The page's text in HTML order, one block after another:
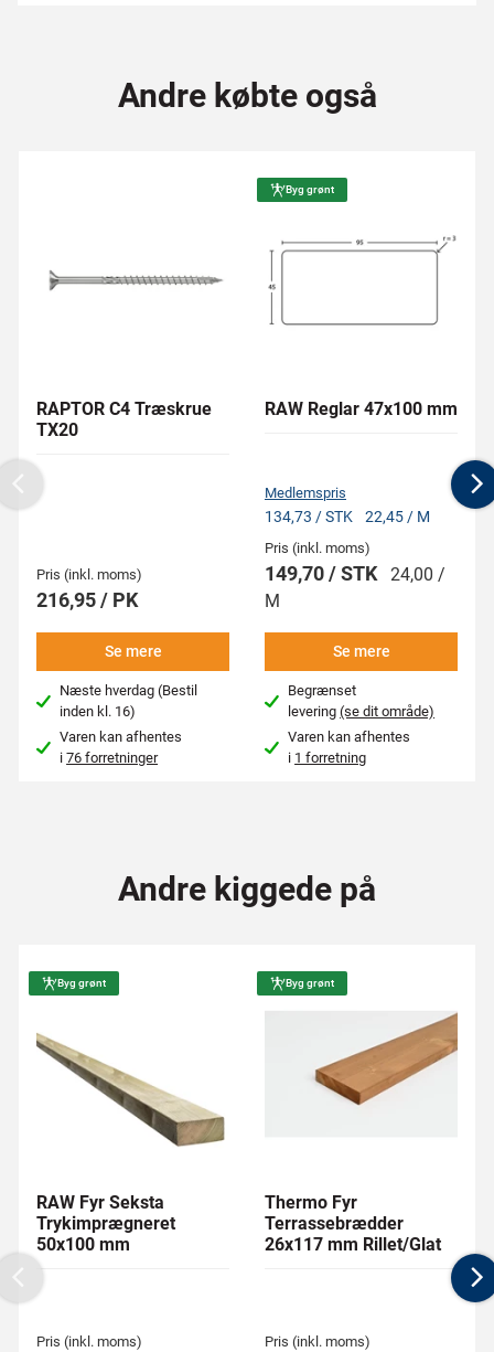
Andre købte også
RAPTOR C4 Træskrue
TX20
Pris (inkl. moms)
216,95 / PK
Se mere
Næste hverdag (Bestil
inden kl. 16)
Varen kan afhentes
i76 forretninger
Byg grønt
RAW Reglar 47x100 mm
Medlemspris
134,73 / STK 22,45 / M
Pris (inkl. moms)
149,70 / STK 24,00 /
M
Se mere
Begrænset
levering(se dit område)
Varen kan afhentes
i 1 forretning
Previous
Andre kiggede på
Byg grønt
RAW Fyr Seksta
Trykimprægneret
50x100 mm
Pris (inkl. moms)
Byg grønt
Thermo Fyr
Terrassebrædder
26x117 mm Rillet/Glat
Pris (inkl. moms)
Previous